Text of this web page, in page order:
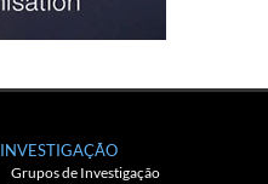
INVESTIGAÇÃO
Grupos de Investigação